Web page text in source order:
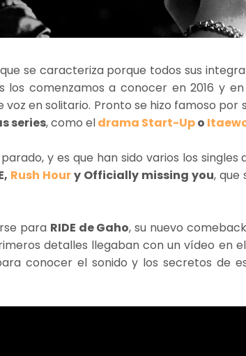
se caracteriza porque todos sus
comenzamos a conocer en 2016 y en
voz en solitario. Pronto se hizo famoso por
series, como eldrama Start-Upo
y es que han sido varios los
Rush Houry Officially missing you, que
para RIDE de Gaho, su nuevo
detalles llegaban con un vídeo en
conocer el sonido y los secretos de